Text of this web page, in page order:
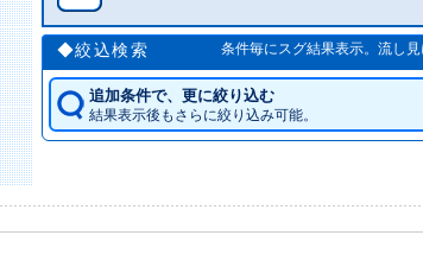
◆絞込検索 条件毎にスグ結果表示。流し
追加条件で、更に絞り込む
結果表示後もさらに絞り込み可能。